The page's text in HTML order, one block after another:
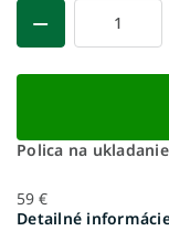
Polica na
59 €
Detailné